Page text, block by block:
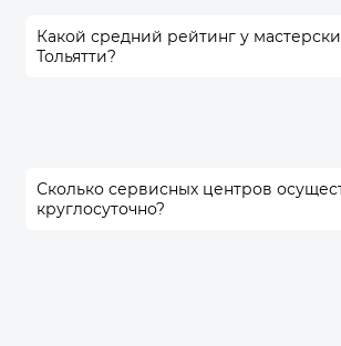
Какой средний рейтинг у
Тольятти?
Сколько сервисных центров
круглосуточно?